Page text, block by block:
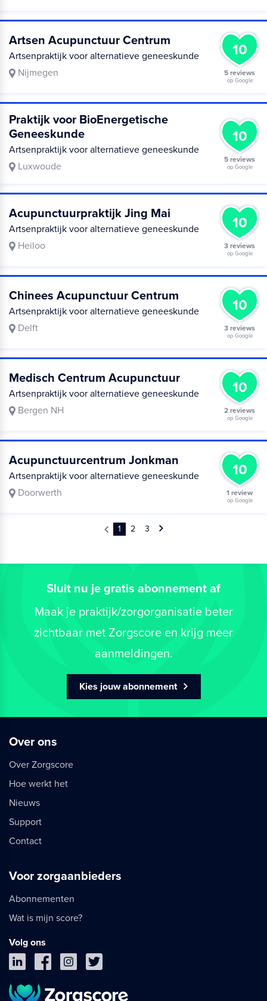
Artsen Acupunctuur Centrum
Artsenpraktijk voor alternatieve geneeskunde
Nijmegen
10
5 reviews
op Google
Praktijk voor BioEnergetische
Geneeskunde
Artsenpraktijk voor alternatieve geneeskunde
Luxwoude
10
5 reviews
op Google
Acupunctuurpraktijk Jing Mai
Artsenpraktijk voor alternatieve geneeskunde
Heiloo
10
3 reviews
op Google
Chinees Acupunctuur Centrum
Artsenpraktijk voor alternatieve geneeskunde
Delft
10
3 reviews
op Google
Medisch Centrum Acupunctuur
Artsenpraktijk voor alternatieve geneeskunde
Bergen NH
10
2 reviews
op Google
Acupunctuurcentrum Jonkman
Artsenpraktijk voor alternatieve geneeskunde
Doorwerth
10
1 review
op Google
1 2 3
Sluit nu je gratis abonnement af
Maak je praktijk/zorgorganisatie beter
zichtbaar met Zorgscore en krijg meer
aanmeldingen.
Kies jouw abonnement
Over ons
Over Zorgscore
Hoe werkt het
Nieuws
Support
Contact
Voor zorgaanbieders
Abonnementen
Wat is mijn score?
Volg ons